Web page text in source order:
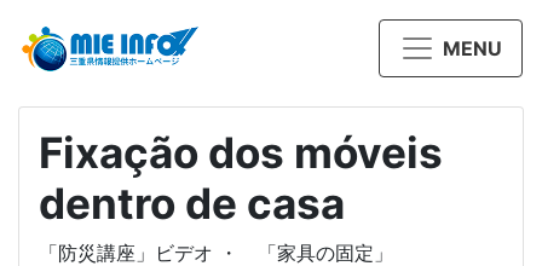
MENU
Fixação dos móveis
dentro de casa
「防災講座」ビデオ ・ 「家具の固定」